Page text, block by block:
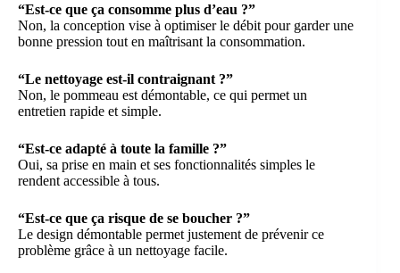
“Est-ce que ça consomme plus d’eau ?”
Non, la conception vise à optimiser le débit pour garder une
bonne pression tout en maîtrisant la consommation.
“Le nettoyage est-il contraignant ?”
Non, le pommeau est démontable, ce qui permet un
entretien rapide et simple.
“Est-ce adapté à toute la famille ?”
Oui, sa prise en main et ses fonctionnalités simples le
rendent accessible à tous.
“Est-ce que ça risque de se boucher ?”
Le design démontable permet justement de prévenir ce
problème grâce à un nettoyage facile.